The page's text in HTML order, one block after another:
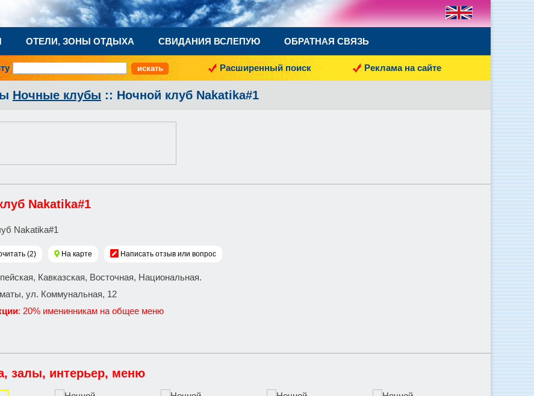
ОТЕЛИ, ЗОНЫ ОТДЫХА СВИДАНИЯ ВСЛЕПУЮ ОБРАТНАЯ СВЯЗЬ
Расширенный поиск Реклама на сайте
Ночные клубы :: Ночной клуб Nakatika#1
Nakatika#1
(2) На карте Написать отзыв или вопрос
Кавказская, Восточная, Национальная.
ул. Коммунальная, 12
: 20% именинникам на общее меню
залы, интерьер, меню